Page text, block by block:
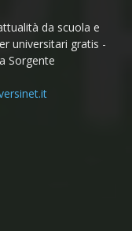
da scuola e
universitari gratis -
Sorgente